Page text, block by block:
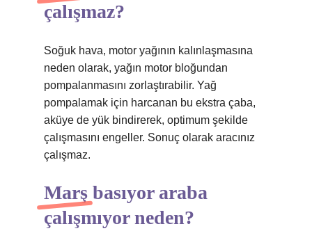
çalışmaz?
Soğuk hava, motor yağının kalınlaşmasına
neden olarak, yağın motor bloğundan
pompalanmasını zorlaştırabilir. Yağ
pompalamak için harcanan bu ekstra çaba,
aküye de yük bindirerek, optimum şekilde
çalışmasını engeller. Sonuç olarak aracınız
çalışmaz.
Marş basıyor araba
çalışmıyor neden?